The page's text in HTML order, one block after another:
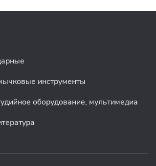
инструменты
оборудование, мультимедиа